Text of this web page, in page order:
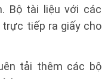
Bộ tài liệu với các
trực tiếp ra giấy cho
tải thêm các bộ